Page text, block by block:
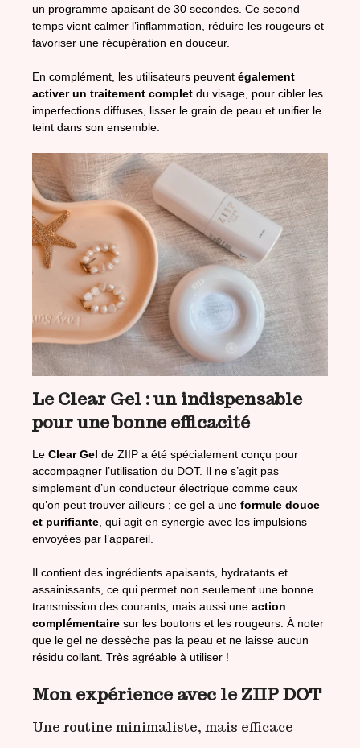
un programme apaisant de 30 secondes. Ce second
temps vient calmer l’inflammation, réduire les rougeurs et
favoriser une récupération en douceur.
En complément, les utilisateurs peuvent également
activer un traitement completdu visage, pour cibler les
imperfections diffuses, lisser le grain de peau et unifier le
teint dans son ensemble.
Le Clear Gel : un indispensable
pour une bonne efficacité
Le Clear Gel de ZIIP a été spécialement conçu pour
accompagner l’utilisation du DOT. Il ne s’agit pas
simplement d’un conducteur électrique comme ceux
qu’on peut trouver ailleurs ; ce gel a une formule douce
et purifiante, qui agit en synergie avec les impulsions
envoyées par l’appareil.
Il contient des ingrédients apaisants, hydratants et
assainissants, ce qui permet non seulement une bonne
transmission des courants, mais aussi une action
complémentairesur les boutons et les rougeurs. À noter
que le gel ne dessèche pas la peau et ne laisse aucun
résidu collant. Très agréable à utiliser !
Mon expérience avec le ZIIP DOT
Une routine minimaliste, mais efficace